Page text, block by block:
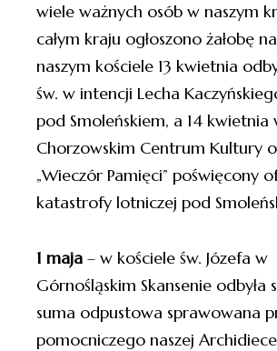
wiele ważnych osób w naszym
całym kraju ogłoszono żałobę
naszym kościele 13 kwietnia
św. w intencji Lecha
pod Smoleńskiem, a 14 kwietnia
Chorzowskim Centrum Kultury
„Wieczór Pamięci” poświęcony
katastrofy lotniczej pod
1 maja – w kościele św. Józefa w
Górnośląskim Skansenie odbyła
suma odpustowa sprawowana
pomocniczego naszej